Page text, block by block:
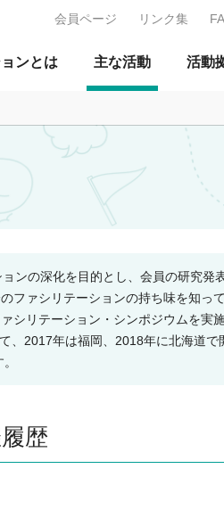
動法人 日本フ
ンとは 主な活動 活動
会員ページ リンク集
ンの深化を目的とし、会員の研究発
ファシリテーションの持ち味を知っ
シリテーション・シンポジウムを実
、 2017年は福岡、2018年に北海道で
歴